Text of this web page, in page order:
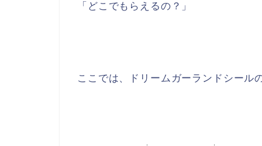
「どこでもらえるの？」
ここでは、ドリームガーランドシール